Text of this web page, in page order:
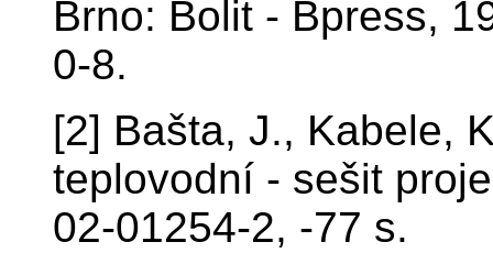
Brno: Bolit - Bpress,
0-8.
[2] Bašta, J., Kabele,
teplovodní - sešit
02-01254-2, -77 s.